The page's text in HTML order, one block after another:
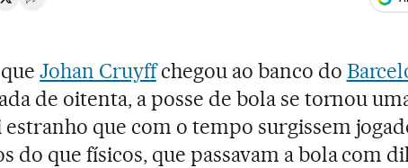
en Whatsapp
en Facebook
Compartir en Twitter
Desplegar Redes Sociales
Johan Cruyffchegou ao banco do
de oitenta, a posse de bola se tornou
estranho que com o tempo surgissem
do que físicos, que passavam a bola com